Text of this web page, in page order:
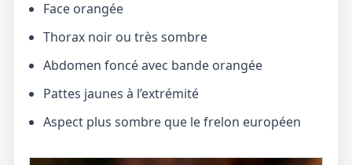
Face orangée
Thorax noir ou très sombre
Abdomen foncé avec bande orangée
Pattes jaunes à l’extrémité
Aspect plus sombre que le frelon européen